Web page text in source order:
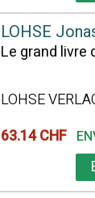
LOHSE
Le grand livre
LOHSE
63.14 CHF